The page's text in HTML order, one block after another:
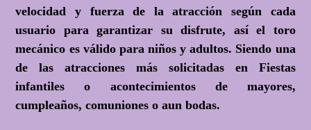
velocidad y fuerza de la atracción según cada
usuario para garantizar su disfrute, así el toro
mecánico es válido para niños y adultos. Siendo una
de las atracciones más solicitadas en Fiestas
infantiles o acontecimientos de mayores,
cumpleaños, comuniones o aun bodas.